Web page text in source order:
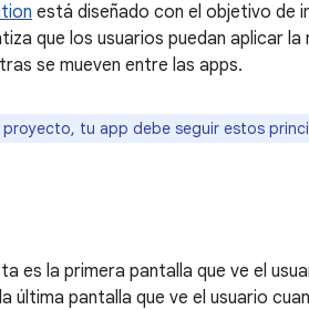
está diseñado con el objetivo de
que los usuarios puedan aplicar la
se mueven entre las apps.
tu app debe seguir estos
es la primera pantalla que ve el
última pantalla que ve el usuario